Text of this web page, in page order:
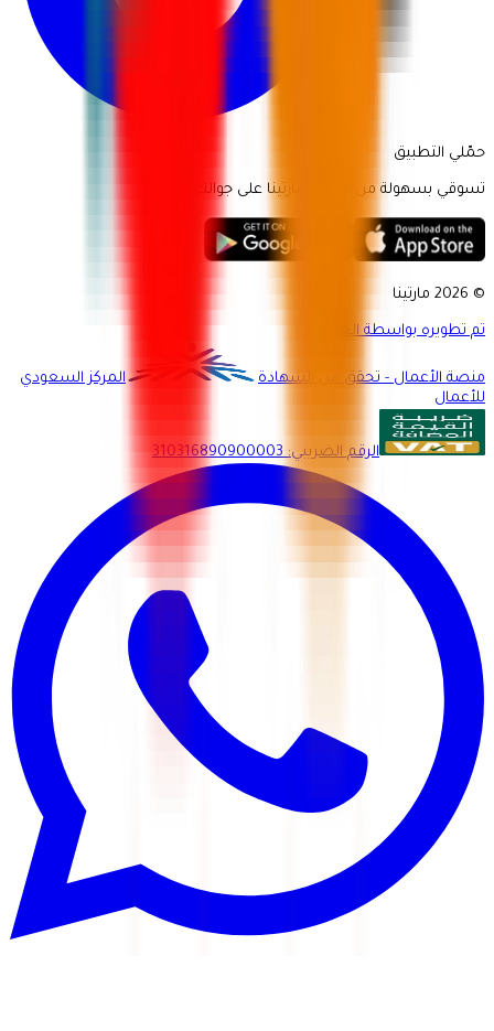
حمّلي التطبيق
تسوقي بسهولة من تطبيق مارتينا على جوالك.
© 2026 مارتينا
تم تطويره بواسطة العميد
منصة الأعمال - تحقق من الشهادة
المركز السعودي
للأعمال
الرقم الضريبي:
310316890900003